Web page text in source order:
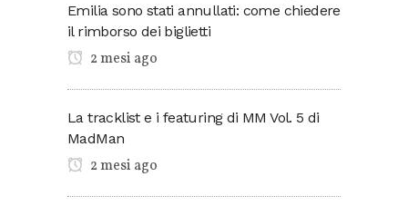
Emilia sono stati annullati: come chiedere
il rimborso dei biglietti
2 mesi ago
La tracklist e i featuring di MM Vol. 5 di
MadMan
2 mesi ago